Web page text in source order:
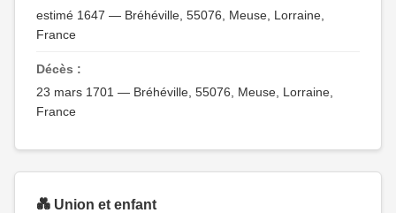
estimé 1647 — Bréhéville, 55076, Meuse, Lorraine,
France
Décès :
23 mars 1701 — Bréhéville, 55076, Meuse, Lorraine,
France
💑 Union et enfant